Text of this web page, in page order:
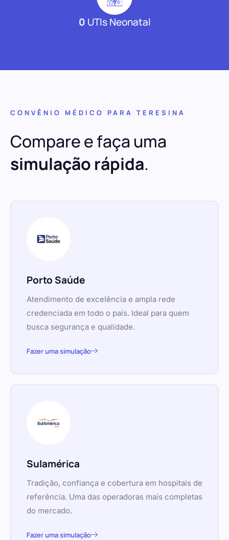
0 UTIs Neonatal
CONVÊNIO MÉDICO PARA TERESINA
Compare e faça uma
simulação rápida.
Porto Saúde
Atendimento de excelência e ampla rede
credenciada em todo o país. Ideal para quem
busca segurança e qualidade.
Fazer uma simulação
Sulamérica
Tradição, confiança e cobertura em hospitais de
referência. Uma das operadoras mais completas
do mercado.
Fazer uma simulação